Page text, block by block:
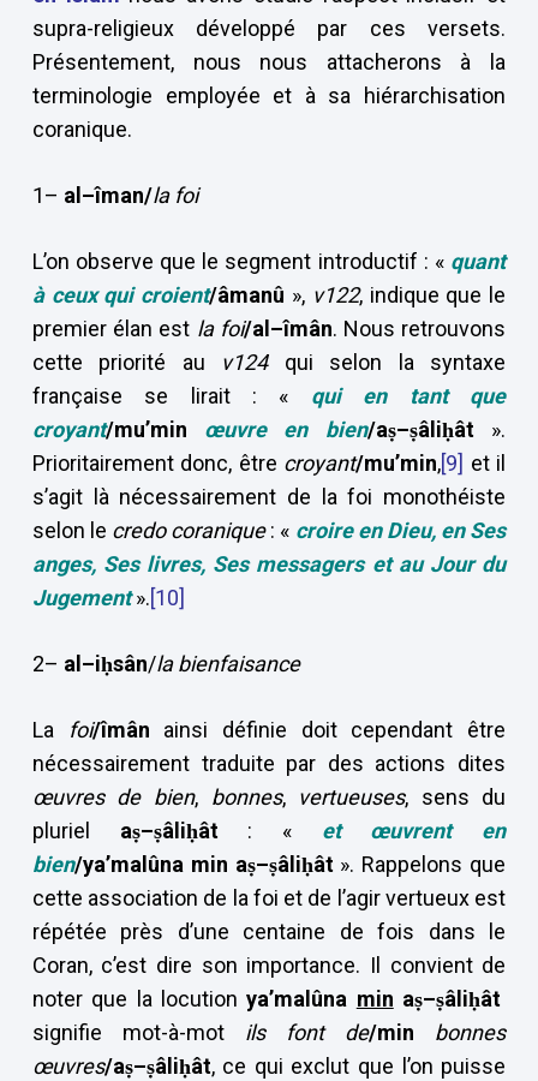
supra-religieux développé par ces versets.
Présentement, nous nous attacherons à la
terminologie employée et à sa hiérarchisation
coranique.
1– al–îman/la foi
L’on observe que le segment introductif : « quant
à ceux qui croient/âmanû », v122, indique que le
premier élan est la foi/al–îmân. Nous retrouvons
cette priorité au v124qui selon la syntaxe
française se lirait : « qui en tant que
croyant/mu’min œuvre en bien/aṣ–ṣâliḥât
».
Prioritairement donc, être croyant/mu’min,[9] et il
s’agit là nécessairement de la foi monothéiste
selon le credo coranique: « croire en Dieu, en Ses
anges, Ses livres, Ses messagers et au Jour du
Jugement».[10]
2– al–iḥsân/la bienfaisance
La foi/îmân ainsi définie doit cependant être
nécessairement traduite par des actions dites
œuvres de bien, bonnes, vertueuses, sens du
pluriel aṣ–ṣâliḥât: « et œuvrent en
bien/ya’malûna min aṣ–ṣâliḥât». Rappelons que
cette association de la foi et de l’agir vertueux est
répétée près d’une centaine de fois dans le
Coran, c’est dire son importance. Il convient de
noter que la locutionya’malûna min aṣ–ṣâliḥât
signifie mot-à-mot ils font de/min
bonnes
œuvres/aṣ–ṣâliḥât, ce qui exclut que l’on puisse